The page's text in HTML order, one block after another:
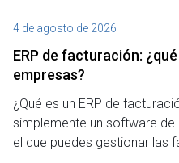
4 de agosto de 2026
ERP de facturación​:
empresas?
¿Qué es un ERP de
simplemente un software
el que puedes gestionar las